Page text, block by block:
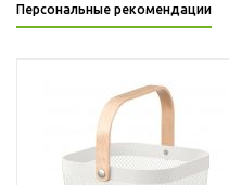
Персональные рекомендации